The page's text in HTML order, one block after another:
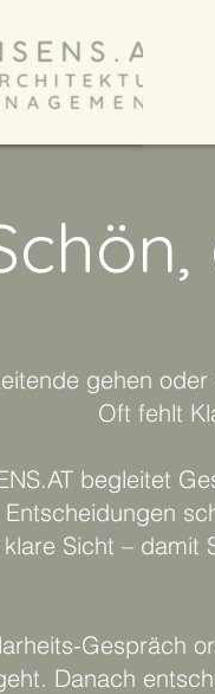
gehen
Oft fehlt
begleitet
Sicht – damit
Gespräch
Danach